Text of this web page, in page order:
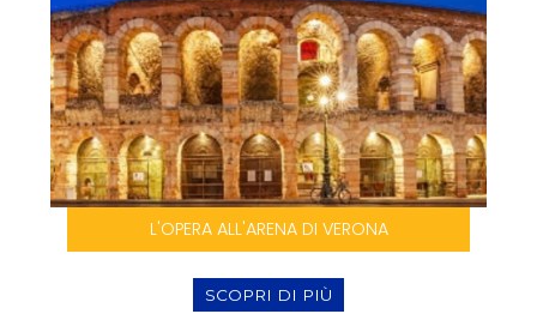
L'OPERA ALL'ARENA DI VERONA
SCOPRI DI PIÙ